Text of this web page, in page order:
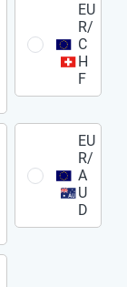
EU
R/
C
H
F
EU
R/
A
U
D